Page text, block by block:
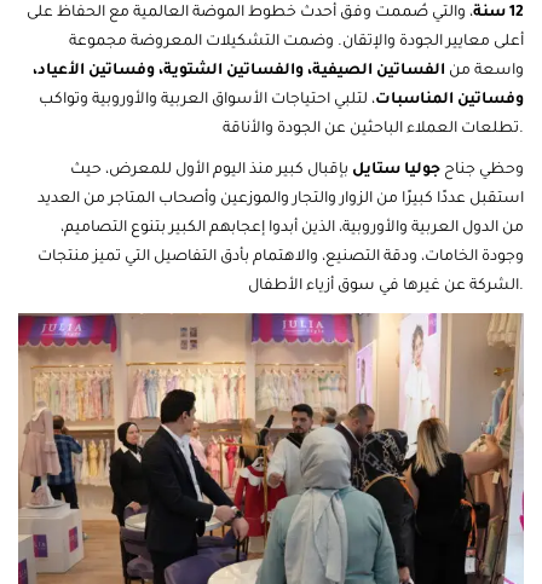
12 سنة
، والتي صُممت وفق أحدث خطوط الموضة العالمية مع الحفاظ على
أعلى معايير الجودة والإتقان. وضمت التشكيلات المعروضة مجموعة
واسعة من الفساتين الصيفية، والفساتين الشتوية، وفساتين الأعياد،
وفساتين المناسبات، لتلبي احتياجات الأسواق العربية والأوروبية وتواكب
تطلعات العملاء الباحثين عن الجودة والأناقة.
وحظي جناح جوليا ستايل بإقبال كبير منذ اليوم الأول للمعرض، حيث
استقبل عددًا كبيرًا من الزوار والتجار والموزعين وأصحاب المتاجر من العديد
من الدول العربية والأوروبية، الذين أبدوا إعجابهم الكبير بتنوع التصاميم،
وجودة الخامات، ودقة التصنيع، والاهتمام بأدق التفاصيل التي تميز منتجات
الشركة عن غيرها في سوق أزياء الأطفال.